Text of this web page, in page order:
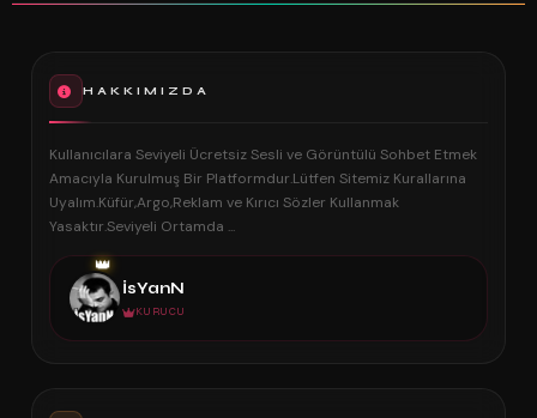
HAKKIMIZDA
Kullanıcılara Seviyeli Ücretsiz Sesli ve Görüntülü Sohbet Etmek
Amacıyla Kurulmuş Bir Platformdur.Lütfen Sitemiz Kurallarına
Uyalım.Küfür,Argo,Reklam ve Kırıcı Sözler Kullanmak
Yasaktır.Seviyeli Ortamda ...
👑
İsYanN
KURUCU